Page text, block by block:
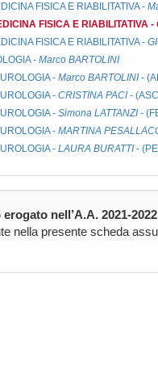
FISICA E RIABILITATIVA-
FISICA E RIABILITATIVA -
FISICA E RIABILITATIVA-
- Marco BARTOLINI
- Marco BARTOLINI -
- CRISTINA PACI-
- Simona LATTANZI -
- MARTINA
- LAURA BURATTI -
nell’A.A. 2021-2022
nella presente scheda